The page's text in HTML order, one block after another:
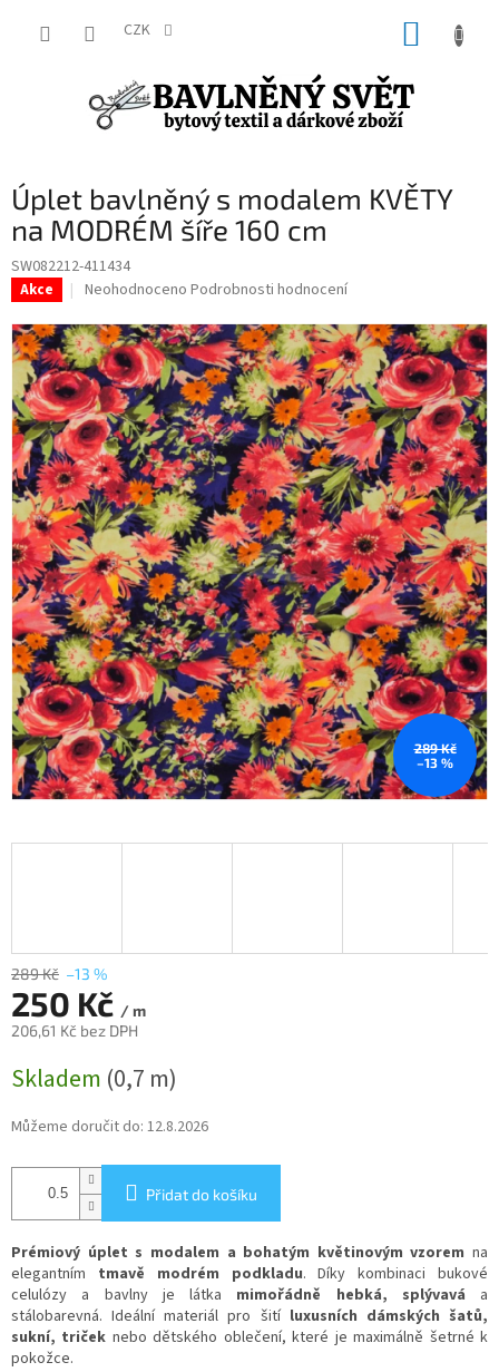
CZK
Úplet bavlněný s modalem KVĚTY
na MODRÉM šíře 160 cm
SW082212-411434
Akce
Průměrné
produktu
je
0,0
z
5
hvězdiček.
Neohodnoceno Podrobnosti hodnocení
289 Kč
–13 %
289 Kč –13 %
250 Kč / m
206,61 Kč bez DPH
cena:
Skladem (0,7 m)
Můžeme doručit do: 12.8.2026
Přidat do košíku
Prémiový úplet s modalem a bohatým květinovým vzorem na
elegantním tmavě modrém podkladu. Díky kombinaci bukové
celulózy a bavlny je látka mimořádně hebká, splývavá a
stálobarevná. Ideální materiál pro šití luxusních dámských šatů,
sukní, triček nebo dětského oblečení, které je maximálně šetrné k
pokožce.